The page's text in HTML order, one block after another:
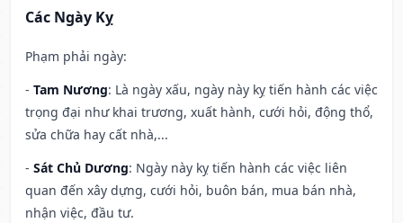
Các Ngày Kỵ
Phạm phải ngày:
- Tam Nương: Là ngày xấu, ngày này kỵ tiến hành các việc
trọng đại như khai trương, xuất hành, cưới hỏi, động thổ,
sửa chữa hay cất nhà,...
- Sát Chủ Dương: Ngày này kỵ tiến hành các việc liên
quan đến xây dựng, cưới hỏi, buôn bán, mua bán nhà,
nhận việc, đầu tư.